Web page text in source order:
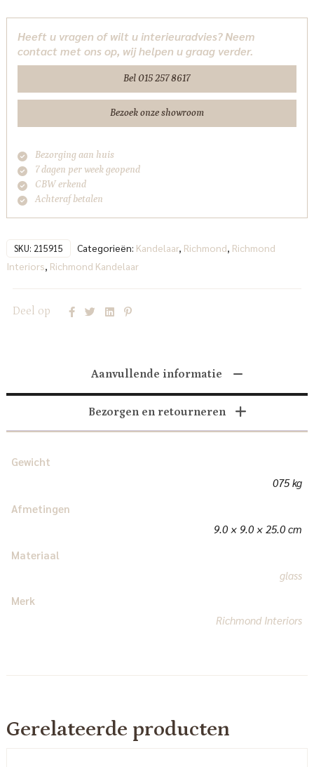
small
Richmond
Interiors
Heeft u vragen of wilt u interieuradvies? Neem
contact met ons op, wij helpen u graag verder.
Bel 015 257 8617
Bezoek onze showroom
Bezorging aan huis
7 dagen per week geopend
CBW erkend
Achteraf betalen
SKU: 215915 Categorieën: Kandelaar, Richmond Richmond
Interiors Richmond Kandelaar
Deel op
Aanvullende informatie
Bezorgen en retourneren
Gewicht
075 kg
Afmetingen
9.0 × 9.0 × 25.0 cm
Materiaal
glass
Merk
Richmond Interiors
Gerelateerde producten